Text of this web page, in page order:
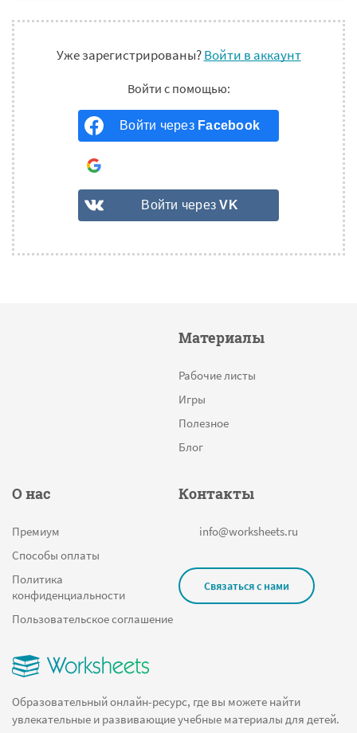
Уже зарегистрированы?Войти в аккаунт
Войти через Facebook
Войти черезVK
Образовательный онлайн-ресурс, где вы можете найти
увлекательные и развивающие учебные материалы для детей.
Материалы
Рабочие листы
Игры
Полезное
Блог
О нас
Премиум
Способы оплаты
Политика
конфиденциальности
Пользовательское соглашение
Контакты
info@worksheets.ru
Связаться с нами